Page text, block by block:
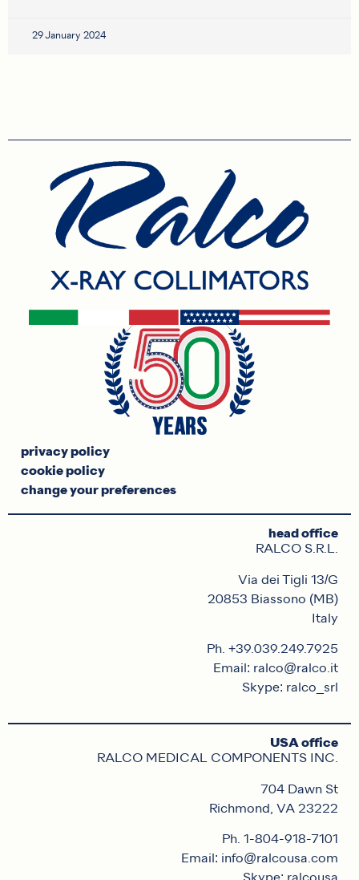
29 January 2024
privacy policy
cookie policy
change your preferences
head office
RALCO S.R.L.
Via dei Tigli 13/G
20853 Biassono (MB)
Italy
Ph. +39.039.249.7925
Email: ralco@ralco.it
Skype: ralco_srl
USA office
RALCO MEDICAL COMPONENTS INC.
704 Dawn St
Richmond, VA 23222
Ph. 1-804-918-7101
Email: info@ralcousa.com